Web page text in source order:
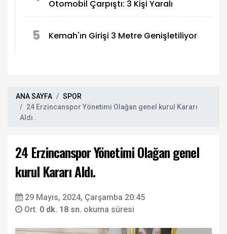
Otomobil Çarpıştı: 3 Kişi Yaralı
5 Kemah'ın Girişi 3 Metre Genişletiliyor
ANA SAYFA
SPOR
24 Erzincanspor Yönetimi Olağan genel kurul Kararı
Aldı.
24 Erzincanspor Yönetimi Olağan genel
kurul Kararı Aldı.
29 Mayıs, 2024, Çarşamba 20:45
Ort. 0 dk. 18 sn. okuma süresi